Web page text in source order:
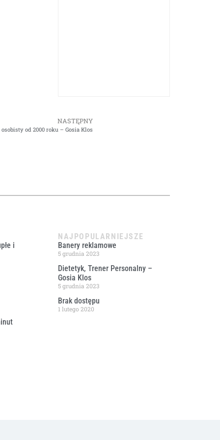
NASTĘPNY
od 2000 roku – Gosia Klos
i
NAJPOPULARNIEJSZE
Banery reklamowe
5 grudnia 2023
Dietetyk, Trener Personalny –
Gosia Klos
5 grudnia 2023
Brak dostępu
1 lutego 2020